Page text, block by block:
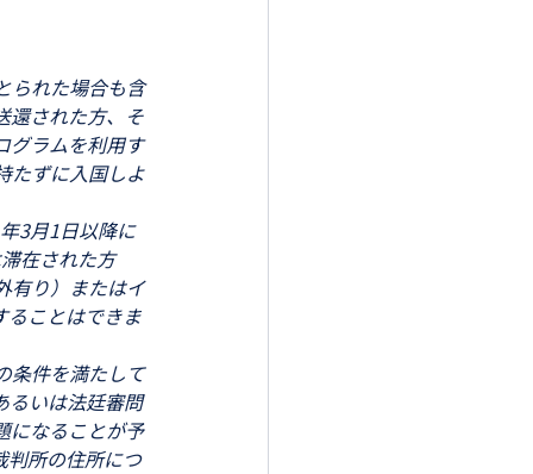
られた場合も含
還された方、そ
グラムを利用す
たずに入国しよ
3月1日以降に
在された方
有り）またはイ
ることはできま
条件を満たして
るいは法廷審問
になることが予
判所の住所につ